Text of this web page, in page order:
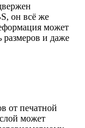
он всё же
может
размеров и даже
от печатной
может